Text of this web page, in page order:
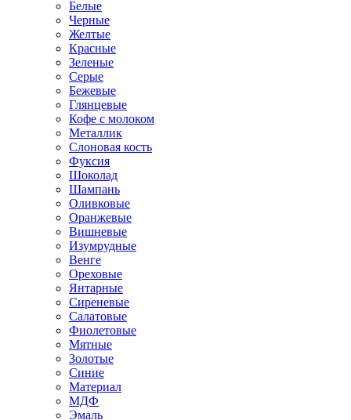
Белые
Черные
Желтые
Красные
Зеленые
Серые
Бежевые
Глянцевые
Кофе с молоком
Металлик
Слоновая кость
Фуксия
Шоколад
Шампань
Оливковые
Оранжевые
Вишневые
Изумрудные
Венге
Ореховые
Янтарные
Сиреневые
Салатовые
Фиолетовые
Мятные
Золотые
Синие
Материал
МДФ
Эмаль